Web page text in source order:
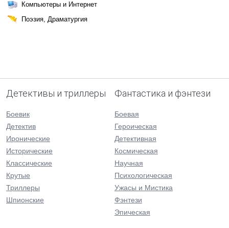
Компьютеры и Интернет
Поэзия, Драматургия
Детективы и триллеры
Боевик
Детектив
Иронические
Исторические
Классические
Крутые
Триллеры
Шпионские
Фантастика и фэнтези
Боевая
Героическая
Детективная
Космическая
Научная
Психологическая
Ужасы и Мистика
Фэнтези
Эпическая